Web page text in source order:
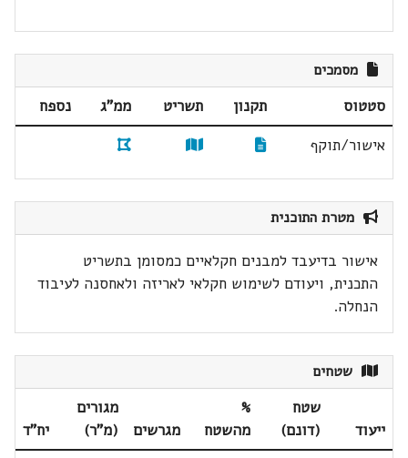
מסמכים
סטטוס תקנון תשריט ממ"ג
נספח
אישור/תוקף
מטרת התוכנית
אישור בדיעבד למבנים חקלאיים כמסומן בתשריט
התכנית, ויעודם לשימוש חקלאי לאריזה ולאחסנה לעיבוד
הנחלה.
שטחים
ייעוד
שטח
(דונם)
%
מהשטח
מגרשים
מגורים
(מ"ר)
יח"ד